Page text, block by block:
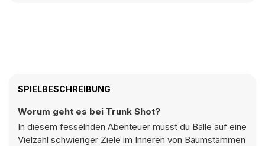
SPIELBESCHREIBUNG
Worum geht es bei Trunk Shot?
In diesem fesselnden Abenteuer musst du Bälle auf eine
Vielzahl schwieriger Ziele im Inneren von Baumstämmen